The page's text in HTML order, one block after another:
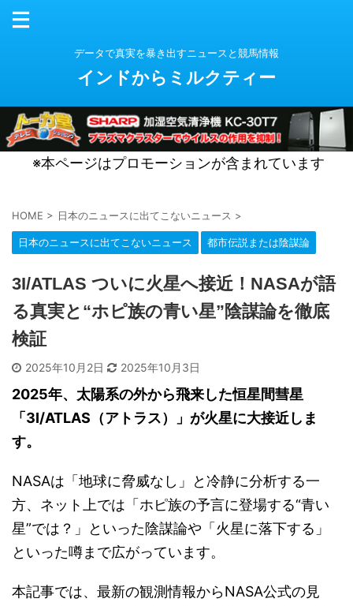
データで真実を暴き出すニュースと競馬情報
インドからミルクティー
※本ページはプロモーションが含まれています
HOME > 日本のニュースに出てこないニュース >
日本のニュースに出てこないニュース 都市伝説または陰謀論
3I/ATLAS ついに火星へ接近！NASAが語
る真実と“ホピ族の青い星”陰謀論を徹底
検証
2025年10月2日 2025年10月3日
2025年、太陽系の外から飛来した恒星間彗星
「3I/ATLAS（アトラス）」が火星に大接近しま
す。
NASAは「地球に脅威なし」と冷静に分析する一
方、ネット上では「ホピ族の予言に登場する“青い
星”では？」といった陰謀論や「火星に落下する」
といった噂まで広がっています。
本記事では、最新の観測情報からNASA公式の見